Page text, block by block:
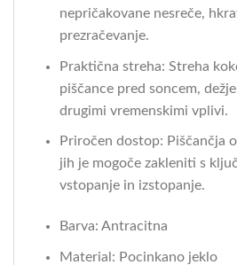
nepričakovane nesreče,
prezračevanje.
Praktična streha: Streha
piščance pred soncem,
drugimi vremenskimi vplivi.
Priročen dostop: Piščančja
jih je mogoče zakleniti s
vstopanje in izstopanje.
Barva: Antracitna
Material: Pocinkano jeklo